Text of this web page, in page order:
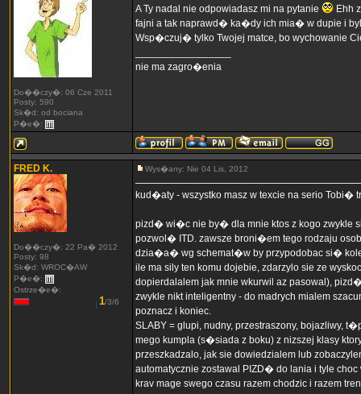
Do��czy�: 06 Cze 2011
Posty: 590
Sk�d: od bociana
P�e�:
A Ty nadal nie odpowiadasz mi na pytanie
Ehh
fajni a tak naprawd� ka�dy ich mia� w dupie i
Wsp�czuj� tylko Twojej matce, bo wychowanie
nie ma zagro�enia
FRED K.
Do��czy�: 22 Pa� 2012
Posty: 98
Sk�d: WROC�AW
P�e�:
Ostrze�e�:
1/3/6
Wys�any: Nie 04 Lis, 2012
kud�aty - wszystko masz w texcie na serio Tobi�
pizd� wi�c nie by� dla mnie ktos z kogo zwykle
pozwol� ITD. zawsze broni�em tego rodzaju
dzia�a� wg schemat�w by przypodobac si�
ile ma sily ten komu dojebie, zdarzylo sie ze
dopierdalalem jak mnie wkurwil az pasowal),
zwykle nikt inteligentny - do madrych mialem
poznacz i koniec.
SLABY = glupi, nudny, przestraszony, bojazliwy,
mego kumpla (s�siada z boku) z nizszej klasy
przeszkadzalo, jak sie dowiedzialem lub
automatycznie zostawal PIZD� do lania i tyle
krav mage swego czasu razem chodzic i razem